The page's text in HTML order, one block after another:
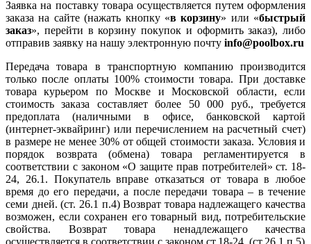
Заявка на поставку товара осуществляется путем оформления
заказа на сайте (нажать кнопку «в корзину» или «быстрый
заказ», перейти в корзину покупок и оформить заказ), либо
отправив заявку на нашу электронную почту info@poolbox.ru
Передача товара в транспортную компанию производится
только после оплаты 100% стоимости товара. При доставке
товара курьером по Москве и Московской области, если
стоимость заказа составляет более 50 000 руб., требуется
предоплата (наличными в офисе, банковской картой
(интернет-эквайринг) или перечислением на расчетный счет)
в размере не менее 30% от общей стоимости заказа. Условия и
порядок возврата (обмена) товара регламентируется в
соответствии с законом «О защите прав потребителей» ст. 18-
24, 26.1. Покупатель вправе отказаться от товара в любое
время до его передачи, а после передачи товара – в течение
семи дней. (ст. 26.1 п.4) Возврат товара надлежащего качества
возможен, если сохранен его товарный вид, потребительские
свойства. Возврат товара ненадлежащего качества